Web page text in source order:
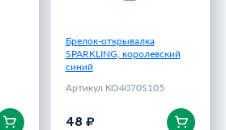
Брелок-открывалка
SPARKLING, королевский
синий
Артикул KO4070S105
48 ₽